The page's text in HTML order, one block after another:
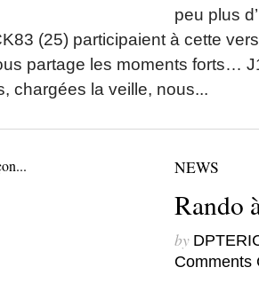
peu plus
(25) participaient à cette
partage les moments forts…
chargées la veille, nous...
NEWS
Rando
by
Comments